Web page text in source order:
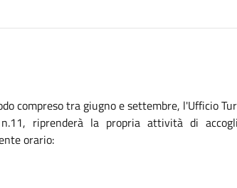
compreso tra giugno e settembre, l'Ufficio
riprenderà la propria attività di
orario: